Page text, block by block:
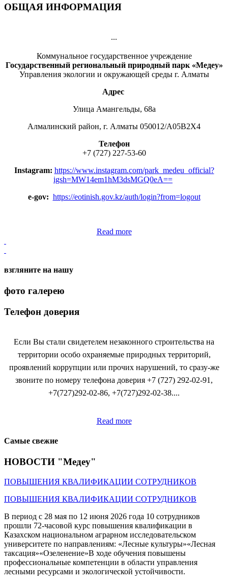
ОБЩАЯ ИНФОРМАЦИЯ
...
Коммунальное государственное учреждение
Государственный региональный природный парк «Медеу»
Управления экологии и окружающей среды г. Алматы
Адрес
Улица Амангельды, 68а
Алмалинский район, г. Алматы 050012/А05В2Х4
Телефон
+7 (727) 227-53-60
Instagram: https://www.instagram.com/park_medeu_official?
igsh=MW14em1hM3dsMGQ0eA==
e-gov: https://eotinish.gov.kz/auth/login?from=logout
Read more
взгляните на нашу
фото галерею
Телефон доверия
Если Вы стали свидетелем незаконного строительства на
территории особо охраняемые природных территорий,
проявлений коррупции или прочих нарушений, то сразу-же
звоните по номеру телефона доверия +7 (727) 292-02-91,
+7(727)292-02-86, +7(727)292-02-38....
Read more
Самые свежие
НОВОСТИ "Медеу"
ПОВЫШЕНИЯ КВАЛИФИКАЦИИ СОТРУДНИКОВ
ПОВЫШЕНИЯ КВАЛИФИКАЦИИ СОТРУДНИКОВ
В период с 28 мая по 12 июня 2026 года 10 сотрудников
прошли 72-часовой курс повышения квалификации в
Казахском национальном аграрном исследовательском
университете по направлениям: «Лесные культуры»«Лесная
таксация»«Озеленение»В ходе обучения повышены
профессиональные компетенции в области управления
лесными ресурсами и экологической устойчивости.